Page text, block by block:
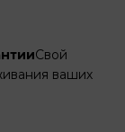
Свой
ваших